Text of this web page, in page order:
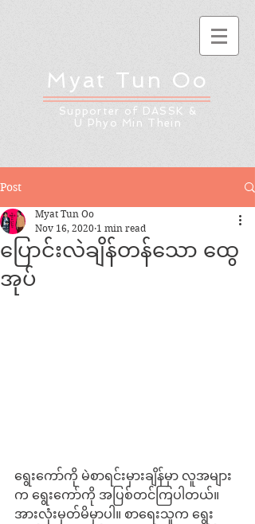
Myat Tun Oo
Supporter of DASSK &
U Phyo Min Thein
Post
ပြောင်းလဲချိန်တန်သော ထွေ
အုပ်
Myat Tun Oo
Nov 16, 2020 1 min read
ရွေးကော်ကို မဲစာရင်းမှားချိန်မှာ လူအများ
က ရွေးကော်ကို အပြစ်တင်ကြပါတယ်။
အားလုံးမှတ်မိမှာပါ။ စာရေးသူက ရွေး